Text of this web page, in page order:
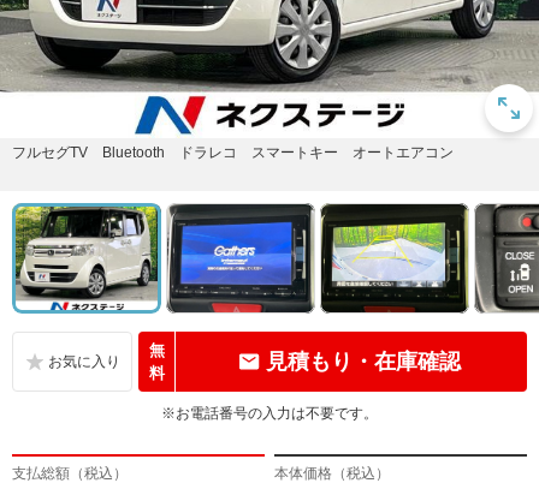
フルセグTV Bluetooth ドラレコ スマートキー オートエアコン
無
料
見積もり・在庫確認
※お電話番号の入力は不要です。
支払総額（税込） 本体価格（税込）